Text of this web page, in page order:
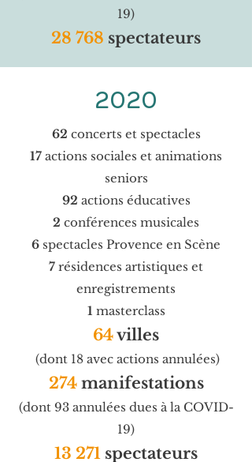
19)
28 768 spectateurs
2020
62 concerts et spectacles
17 actions sociales et animations
seniors
92 actions éducatives
2 conférences musicales
6 spectacles Provence en Scène
7 résidences artistiques et
enregistrements
1 masterclass
64villes
(dont 18 avec actions annulées)
274manifestations
(dont 93 annulées dues à la COVID-
19)
13 271 spectateurs